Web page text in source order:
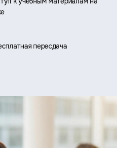
пересдача